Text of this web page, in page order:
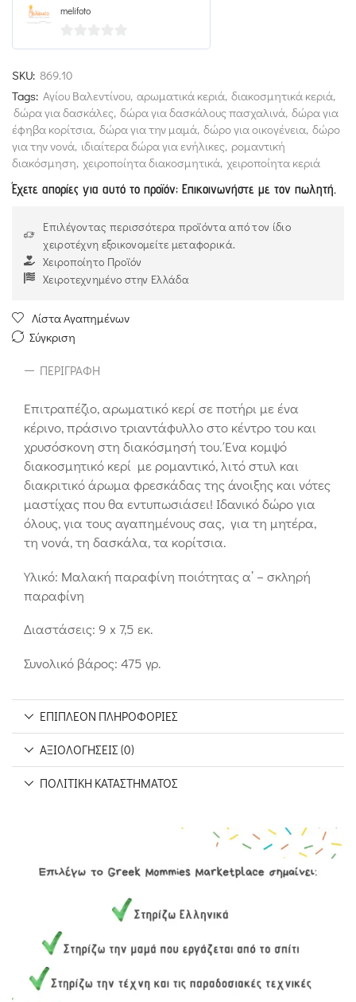
melifoto
0
SKU: 869.10
Tags: Αγίου Βαλεντίνου, αρωματικά κεριά, διακοσμητικά κεριά,
δώρα για δασκάλες, δώρα για δασκάλους πασχαλινά, δώρα για
έφηβα κορίτσια, δώρα για την μαμά, δώρο για οικογένεια, δώρο
για την νονά, ιδιαίτερα δώρα για ενήλικες, ρομαντική
διακόσμηση, χειροποίητα διακοσμητικά, χειροποίητα κεριά
Έχετε απορίες για αυτό το προϊόν; Επικοινωνήστε με τον πωλητή.
Επιλέγοντας περισσότερα προϊόντα από τον ίδιο
χειροτέχνη εξοικονομείτε μεταφορικά.
Χειροποίητο Προϊόν
Χειροτεχνημένο στην Ελλάδα
Λίστα Αγαπημένων
Σύγκριση
ΠΕΡΙΓΡΑΦΉ
Επιτραπέζιο, αρωματικό κερί σε ποτήρι με ένα
κέρινο, πράσινο τριαντάφυλλο στο κέντρο του και
χρυσόσκονη στη διακόσμησή του. Ένα κομψό
διακοσμητικό κερί με ρομαντικό, λιτό στυλ και
διακριτικό άρωμα φρεσκάδας της άνοιξης και νότες
μαστίχας που θα εντυπωσιάσει! Ιδανικό δώρο για
όλους, για τους αγαπημένους σας, για τη μητέρα,
τη νονά, τη δασκάλα, τα κορίτσια.
Υλικό: Μαλακή παραφίνη ποιότητας α’ – σκληρή
παραφίνη
Διαστάσεις: 9 x 7,5 εκ.
Συνολικό βάρος: 475 γρ.
ΕΠΙΠΛΈΟΝ ΠΛΗΡΟΦΟΡΊΕΣ
ΑΞΙΟΛΟΓΉΣΕΙΣ (0)
ΠΟΛΙΤΙΚΉ ΚΑΤΑΣΤΉΜΑΤΟΣ